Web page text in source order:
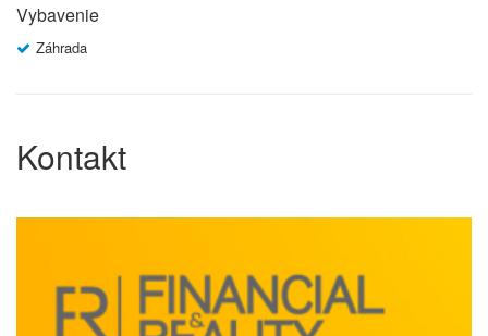
Vybavenie
Záhrada
Kontakt